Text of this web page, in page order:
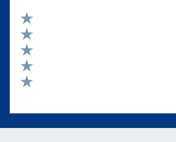
Valuta 5 stelle su 5
Valuta 4 stelle su 5
Valuta 3 stelle su 5
Valuta 2 stelle su 5